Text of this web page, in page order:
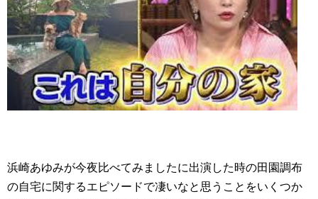
浜崎あゆみが今夜比べてみましたに出演した時の田園調布
の自宅に関するエピソードで凄いなと思うことをいくつか